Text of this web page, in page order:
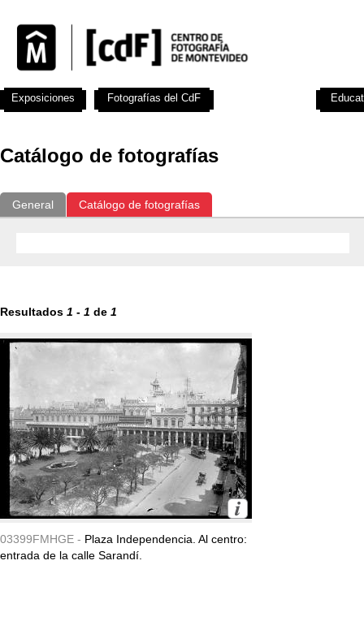
Catálogo de fotografías
General Catálogo de fotografías
Resultados 1 - 1 de 1
03399FMHGE - Plaza Independencia. Al centro:
entrada de la calle Sarandí.
Exposiciones Fotografías del CdF